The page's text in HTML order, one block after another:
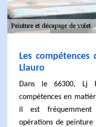
Les
Llauro
Dans le 66300, Lj
compétences en
il est
opérations de